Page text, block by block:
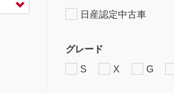
日産認定中古車
グレード
S
X G